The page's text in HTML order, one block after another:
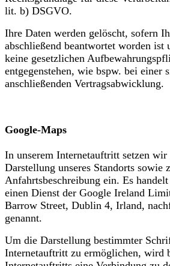
lit. b) DSGVO.
Ihre Daten werden gelöscht, sofern
abschließend beantwortet worden ist
keine gesetzlichen
entgegenstehen, wie bspw. bei einer
anschließenden Vertragsabwicklung.
Google-Maps
In unserem Internetauftritt setzen
Darstellung unseres Standorts sowie
Anfahrtsbeschreibung ein. Es
einen Dienst der Google Ireland
Barrow Street, Dublin 4, Irland,
genannt.
Um die Darstellung bestimmter
Internetauftritt zu ermöglichen, wird